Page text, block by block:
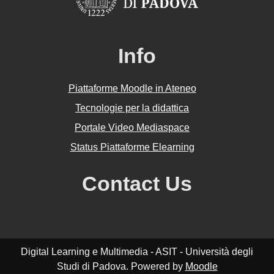
Info
Piattaforme Moodle in Ateneo
Tecnologie per la didattica
Portale Video Mediaspace
Status Piattaforme Elearning
Contact Us
Digital Learning e Multimedia - ASIT - Università degli
Studi di Padova. Powered by Moodle